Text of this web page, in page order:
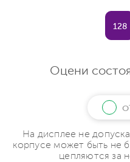
128
Оцени
На дисплее не
корпусе может быть не
цепляются за